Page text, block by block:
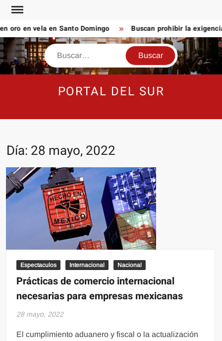
Saltar
contenido
oro en vela en Santo Domingo Buscan prohibir la
Buscar
PORTAL DEL SUR
Día: 28 mayo, 2022
Espectaculos Internacional Nacional
Prácticas de comercio internacional
necesarias para empresas mexicanas
28 mayo, 2022
El cumplimiento aduanero y fiscal o la actualización